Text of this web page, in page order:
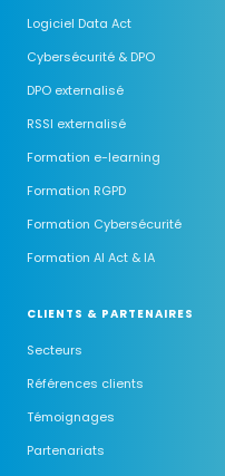
Logiciel Data Act
Cybersécurité & DPO
DPO externalisé
RSSI externalisé
Formation e-learning
Formation RGPD
Formation Cybersécurité
Formation AI Act & IA
CLIENTS & PARTENAIRES
Secteurs
Références clients
Témoignages
Partenariats